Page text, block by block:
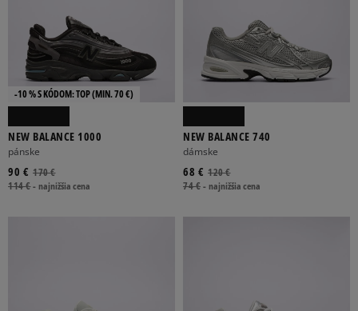
-10 % S KÓDOM: TOP (MIN. 70 €)
NEW BALANCE 1000
pánske
170 €
90 €
114 €-najnižšia cena
NEW BALANCE 740
dámske
120 €
68 €
74 €-najnižšia cena